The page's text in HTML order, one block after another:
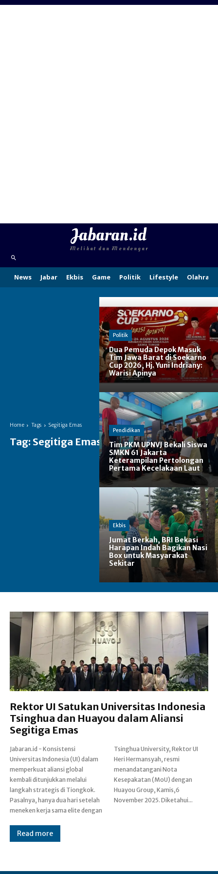
Jabaran.id
Melihat dan Mendengar
News Jabar Ekbis Game Politik Lifestyle Olahraga
Home Tags Segitiga Emas
Tag: Segitiga Emas
Politik
Dua Pemuda Depok Masuk
Tim Jawa Barat di Soekarno
Cup 2026, Hj. Yuni Indriany:
Warisi Apinya
Pendidikan
Tim PKM UPNVJ Bekali Siswa
SMKN 61 Jakarta
Keterampilan Pertolongan
Pertama Kecelakaan Laut
Ekbis
Jumat Berkah, BRI Bekasi
Harapan Indah Bagikan Nasi
Box untuk Masyarakat
Sekitar
Rektor UI Satukan Universitas Indonesia
Tsinghua dan Huayou dalam Aliansi
Segitiga Emas
‎Jabaran.id - Konsistensi
Universitas Indonesia (UI) dalam
memperkuat aliansi global
kembali ditunjukkan melalui
langkah strategis di Tiongkok.
Pasalnya, hanya dua hari setelah
meneken kerja sama elite dengan
Tsinghua University, Rektor UI
Heri Hermansyah, resmi
menandatangani Nota
Kesepakatan (MoU) dengan
Huayou Group, Kamis,6
November 2025. Diketahui...
Read more